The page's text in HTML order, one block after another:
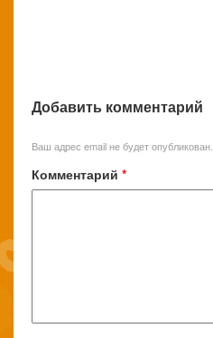
Добавить комментарий
Ваш адрес email не будет опубликован.
Комментарий *